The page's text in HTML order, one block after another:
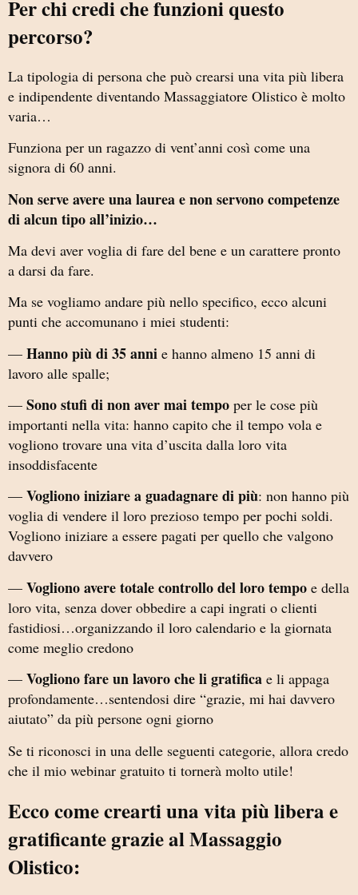
Per chi credi che funzioni questo
percorso?
La tipologia di persona che può crearsi una vita più libera
e indipendente diventando Massaggiatore Olistico è molto
varia…
Funziona per un ragazzo di vent’anni così come una
signora di 60 anni.
Non serve avere una laurea e non servono competenze
di alcun tipo all’inizio…
Ma devi aver voglia di fare del bene e un carattere pronto
a darsi da fare.
Ma se vogliamo andare più nello specifico, ecco alcuni
punti che accomunano i miei studenti:
— Hanno più di 35 anni e hanno almeno 15 anni di
lavoro alle spalle;
— Sono stufi di non aver mai tempo per le cose più
importanti nella vita: hanno capito che il tempo vola e
vogliono trovare una vita d’uscita dalla loro vita
insoddisfacente
— Vogliono iniziare a guadagnare di più: non hanno più
voglia di vendere il loro prezioso tempo per pochi soldi.
Vogliono iniziare a essere pagati per quello che valgono
davvero
— Vogliono avere totale controllo del loro tempo e della
loro vita, senza dover obbedire a capi ingrati o clienti
fastidiosi…organizzando il loro calendario e la giornata
come meglio credono
— Vogliono fare un lavoro che li gratifica e li appaga
profondamente…sentendosi dire “grazie, mi hai davvero
aiutato” da più persone ogni giorno
Se ti riconosci in una delle seguenti categorie, allora credo
che il mio webinar gratuito ti tornerà molto utile!
Ecco come crearti una vita più libera e
gratificante grazie al Massaggio
Olistico: